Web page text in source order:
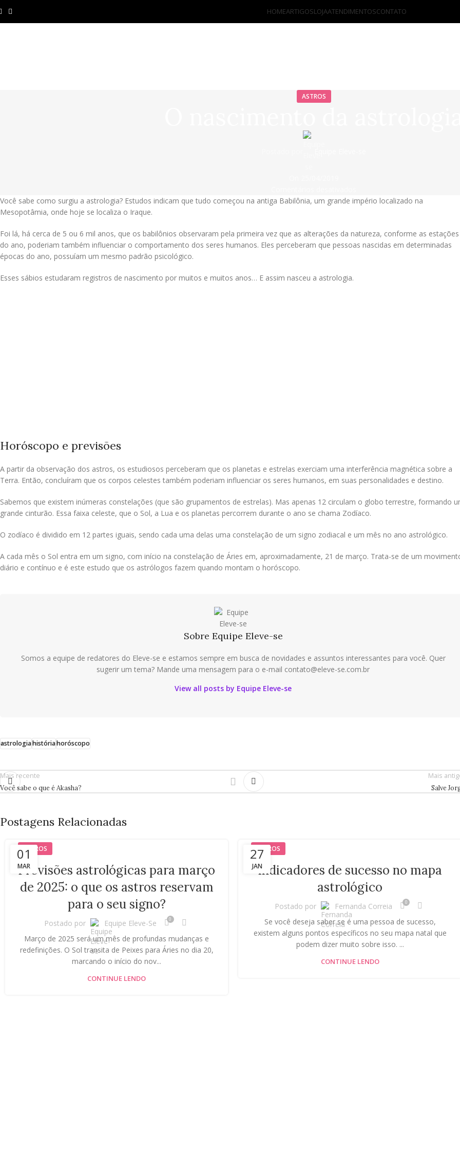
HOMEARTIGOSLOJAATENDIMENTOSCONTATO
ASTROS
Você sabe como surgiu a astrologia? Estudos indicam que tudo começou na antiga Babilônia, um grande império localizado na
Mesopotâmia, onde hoje se localiza o Iraque.
Foi lá, há cerca de 5 ou 6 mil anos, que os babilônios observaram pela primeira vez que as alterações da natureza, conforme as estações
do ano, poderiam também influenciar o comportamento dos seres humanos. Eles perceberam que pessoas nascidas em determinadas
épocas do ano, possuíam um mesmo padrão psicológico.
Esses sábios estudaram registros de nascimento por muitos e muitos anos… E assim nasceu a astrologia.
Horóscopo e previsões
A partir da observação dos astros, os estudiosos perceberam que os planetas e estrelas exerciam uma interferência magnética sobre a
Terra. Então, concluíram que os corpos celestes também poderiam influenciar os seres humanos, em suas personalidades e destino.
Sabemos que existem inúmeras constelações (que são grupamentos de estrelas). Mas apenas 12 circulam o globo terrestre, formando
grande cinturão. Essa faixa celeste, que o Sol, a Lua e os planetas percorrem durante o ano se chama Zodíaco.
O zodíaco é dividido em 12 partes iguais, sendo cada uma delas uma constelação de um signo zodiacal e um mês no ano astrológico.
A cada mês o Sol entra em um signo, com início na constelação de Áries em, aproximadamente, 21 de março. Trata-se de um
diário e contínuo e é este estudo que os astrólogos fazem quando montam o horóscopo.
Sobre Equipe Eleve-se
Somos a equipe de redatores do Eleve-se e estamos sempre em busca de novidades e assuntos interessantes para você. Quer
sugerir um tema? Mande uma mensagem para o e-mail contato@eleve-se.com.br
View all posts by Equipe Eleve-se
astrologiahistóriahoróscopo
Mais recente
Você sabe o que é Akasha?
Mais
Salve
Postagens Relacionadas
01
MAR
ASTROS
Previsões astrológicas para março
de 2025: o que os astros reservam
para o seu signo?
Postado por Equipe Eleve-Se 0
Março de 2025 será um mês de profundas mudanças e
redefinições. O Sol transita de Peixes para Áries no dia 20,
marcando o início do nov...
CONTINUE LENDO
27
JAN
ASTROS
Indicadores de sucesso no mapa
astrológico
Postado por Fernanda Correia 0
Se você deseja saber se é uma pessoa de sucesso,
existem alguns pontos específicos no seu mapa natal que
podem dizer muito sobre isso. ...
CONTINUE LENDO